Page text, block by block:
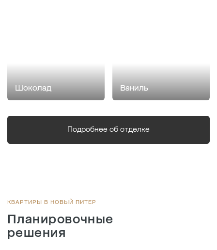
Шоколад Ваниль
Подробнее об отделке
КВАРТИРЫ В НОВЫЙ ПИТЕР
Планировочные
решения